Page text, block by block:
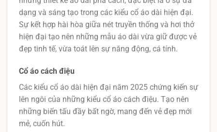
dạng và sáng tạo trong các kiểu cổ áo dài hiện đại.
Sự kết hợp hài hòa giữa nét truyền thống và hơi thở
hiện đại tạo nên những mẫu áo dài vừa giữ được vẻ
đẹp tinh tế, vừa toát lên sự năng động, cá tính.
Cổ áo cách điệu
Các kiểu cổ áo dài hiện đại năm 2025 chứng kiến sự
lên ngôi của những kiểu cổ áo cách điệu. Tạo nên
những biến tấu đầy bất ngờ, mang đến vẻ đẹp mới
mẻ, cuốn hút.